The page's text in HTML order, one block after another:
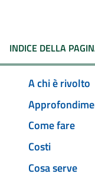
INDICE DELLA
A chi è rivolto
Come fare
Costi
Cosa serve